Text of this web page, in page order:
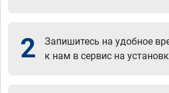
2
Запишитесь на удобное
к нам в сервис на